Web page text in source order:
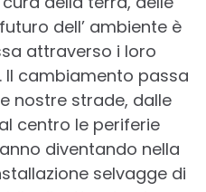
dell’ ambiente è
attraverso i loro
Il cambiamento passa
nostre strade, dalle
centro le periferie
diventando nella
selvagge di